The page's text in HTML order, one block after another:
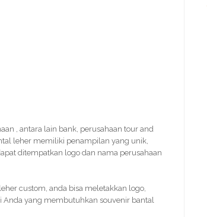
, antara lain bank, perusahaan tour and
leher memiliki penampilan yang unik,
ditempatkan logo dan nama perusahaan
custom, anda bisa meletakkan logo,
Anda yang membutuhkan souvenir bantal